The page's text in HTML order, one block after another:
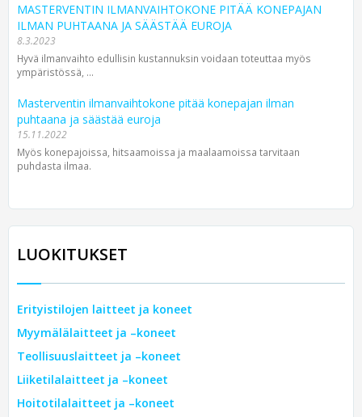
MASTERVENTIN ILMANVAIHTOKONE PITÄÄ KONEPAJAN
ILMAN PUHTAANA JA SÄÄSTÄÄ EUROJA
8.3.2023
Hyvä ilmanvaihto edullisin kustannuksin voidaan toteuttaa myös
ympäristössä, ...
Masterventin ilmanvaihtokone pitää konepajan ilman
puhtaana ja säästää euroja
15.11.2022
Myös konepajoissa, hitsaamoissa ja maalaamoissa tarvitaan
puhdasta ilmaa.
LUOKITUKSET
Erityistilojen laitteet ja koneet
Myymälälaitteet ja –koneet
Teollisuuslaitteet ja –koneet
Liiketilalaitteet ja –koneet
Hoitotilalaitteet ja –koneet